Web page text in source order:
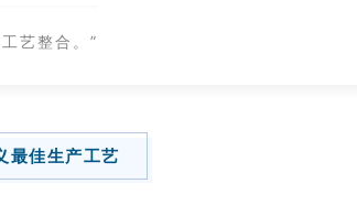
艺整合。”
最佳生产工艺